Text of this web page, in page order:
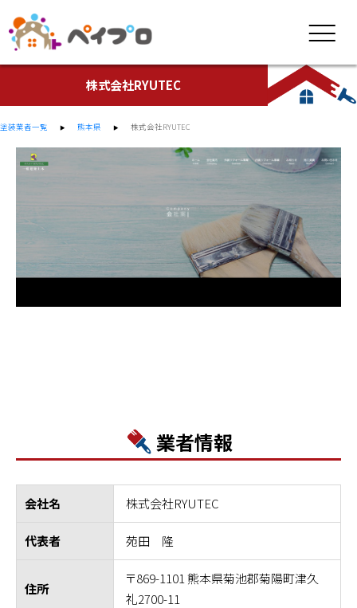
株式会社RYUTEC
塗装業者一覧 熊本県 株式会社RYUTEC
業者情報
会社名 株式会社RYUTEC
代表者 苑田 隆
住所
〒869-1101 熊本県菊池郡菊陽町津久
礼2700-11